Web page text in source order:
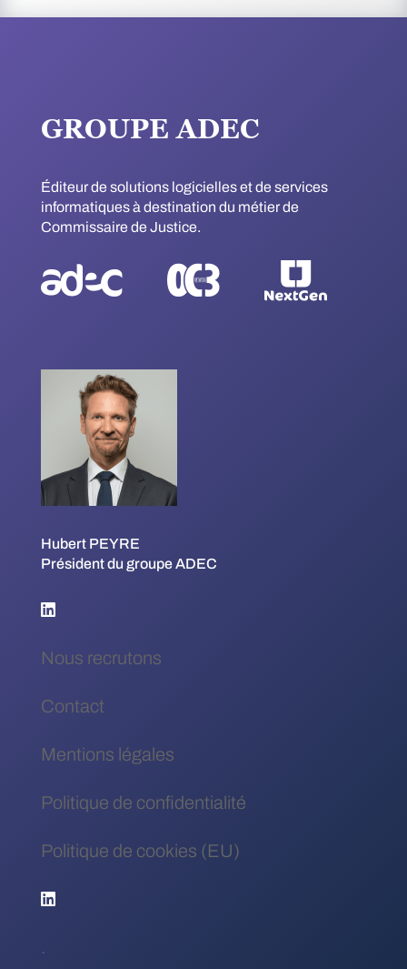
GROUPE ADEC
Éditeur de solutions logicielles et de services
informatiques à destination du métier de
Commissaire de Justice.
Hubert PEYRE
Président du groupe ADEC
Nous recrutons
Contact
Mentions légales
Politique de confidentialité
Politique de cookies (EU)
.